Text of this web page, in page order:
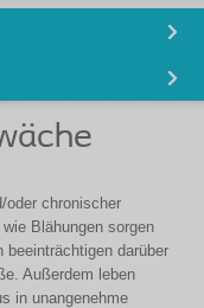
oder chronischer
Blähungen sorgen
beeinträchtigen darüber
Außerdem leben
in unangenehme